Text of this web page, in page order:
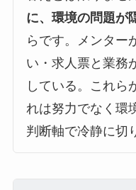
に、環境の問題が
らです。メンター
い・求人票と業務
している。これら
れは努力でなく環
判断軸で冷静に切